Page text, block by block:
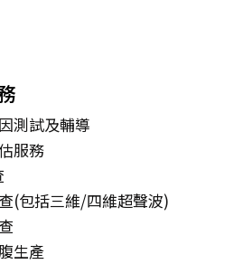
測試及輔導
服務
(包括三維/四維超聲波)
生產